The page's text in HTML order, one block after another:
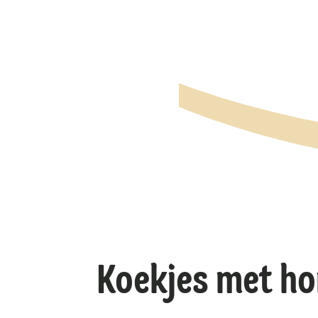
Koekjes met